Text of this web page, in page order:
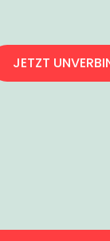
JETZT